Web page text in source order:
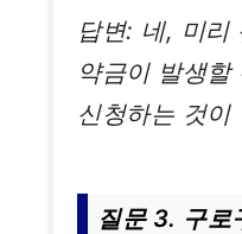
답변: 네, 미리
약금이 발생
신청하는 것이
질문 3. 구로